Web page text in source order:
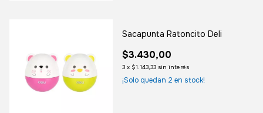
Sacapunta Ratoncito Deli
$3.430,00
3 x $1.143,33 sin interés
¡Solo quedan 2 en stock!